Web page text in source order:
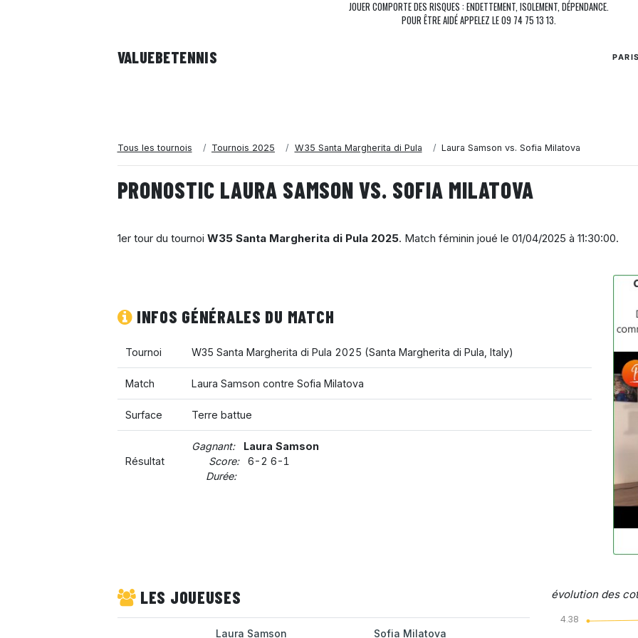
JOUER COMPORTE DES RISQUES : ENDETTEMENT, ISOLEMENT, DÉPENDANCE.
POUR ÊTRE AIDÉ APPELEZ LE 09 74 75 13 13.
VALUEBETENNIS
Tous les tournois Tournois 2025 W35 Santa Margherita di Pula Laura Samson vs. Sofia Milatova
PRONOSTIC LAURA SAMSON VS. SOFIA MILATOVA
1er tour du tournoi W35 Santa Margherita di Pula 2025. Match féminin joué le 01/04/2025 à 11:30:00.
INFOS GÉNÉRALES DU MATCH
Tournoi W35 Santa Margherita di Pula 2025 (Santa Margherita di Pula Italy)
Match Laura Samson contre Sofia Milatova
Surface Terre battue
Résultat
Gagnant:
Laura Samson
Score:6-2 6-1
Durée:
LES JOUEUSES
Laura Samson Sofia Milatova
évolution des
4.38